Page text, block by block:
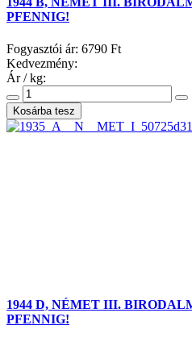
PFENNIG!
Fogyasztói ár: 6790 Ft
Kedvezmény:
Ár / kg:
1944 D, NÉMET III.
PFENNIG!